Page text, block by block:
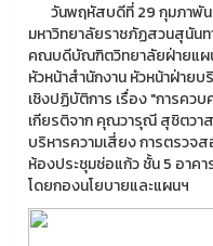
วันพฤหัสบดีที่ 29 กุมภาพัน
มหาวิทยาลัยราชภัฏสวนสุนัน
คณบดีบัณฑิตวิทยาลัยฝ่ายแผ
หัวหน้าสำนักงาน หัวหน้าฝ่ายบ
เชิงปฏิบัติการ เรื่อง "การคว
เกียรติจาก คุณวารุณี สุชิตวา
บริหารความเสี่ยง การตรวจส
ห้องประชุมช่อแก้ว ชั้น 5 อาค
โดยกองนโยบายและแผนฯ